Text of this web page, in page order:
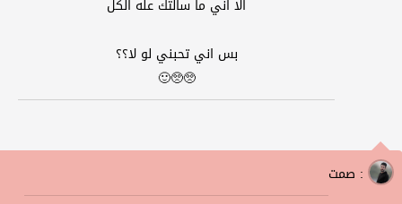
الا اني ما سالتك عله الكل
بس اني تحبني لو لا؟؟
🥺🥺🙂
صمت :